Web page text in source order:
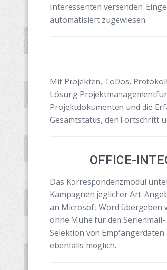
Interessenten versenden.
automatisiert zugewiesen.
Mit Projekten, ToDos,
Lösung
Projektdokumenten und die
Gesamtstatus, den Fortschritt
OFFICE-
Das Korrespondenzmodul
Kampagnen jeglicher Art.
an Microsoft Word übergeben
ohne Mühe für den
Selektion von
ebenfalls möglich.